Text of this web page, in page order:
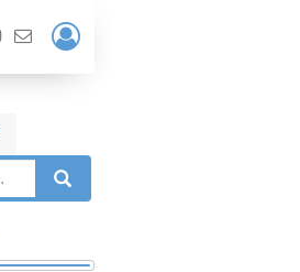
Prihlásiť
/
Registrácia